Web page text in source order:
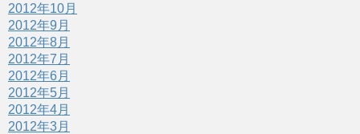
2012年10月
2012年9月
2012年8月
2012年7月
2012年6月
2012年5月
2012年4月
2012年3月